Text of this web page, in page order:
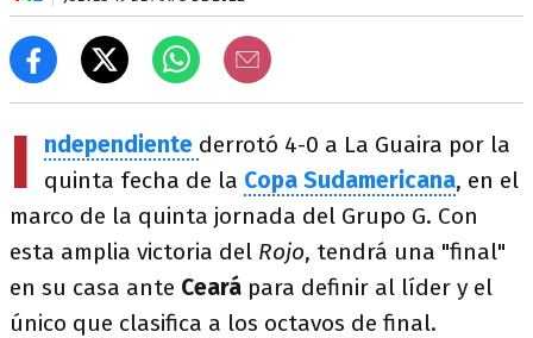
I ndependiente derrotó 4-0 a La Guaira por la
quinta fecha de la Copa Sudamericana, en el
marco de la quinta jornada del Grupo G. Con
esta amplia victoria del Rojo, tendrá una "final"
en su casa ante Ceará para definir al líder y el
único que clasifica a los octavos de final.